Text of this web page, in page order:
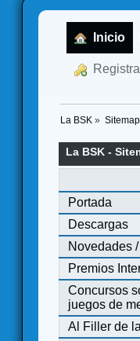
Inicio
La BSK » Sitemap
La BSK -
Portada
Descargas
Novedades
Premios
Concursos
juegos de
Al Filler de